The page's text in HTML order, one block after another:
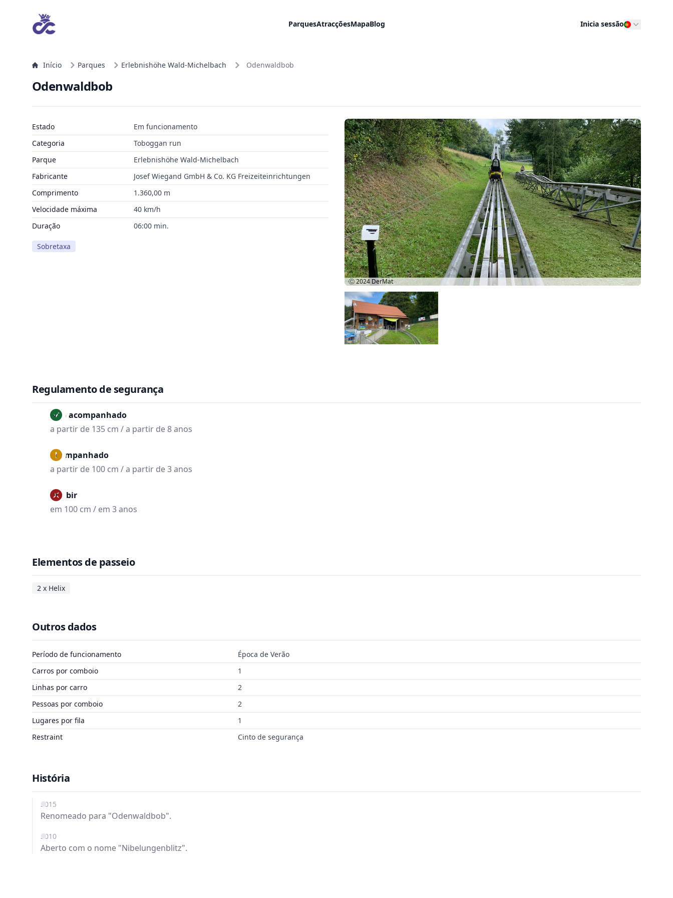
ParquesAtracçõesMapaBlog Inicia sessão
Início Parques Erlebnishöhe Wald-Michelbach Odenwaldbob
Odenwaldbob
Estado
Em funcionamento
Categoria
Toboggan run
Parque
Erlebnishöhe Wald-Michelbach
Fabricante
Josef Wiegand GmbH & Co. KG Freizeiteinrichtungen
Comprimento
1.360,00 m
Velocidade máxima
40 km/h
Duração
06:00 min.
Sobretaxa
Ⓒ 2024 DerMat
Regulamento de segurança
Não acompanhado
a partir de 135 cm / a partir de 8 anos
Acompanhado
a partir de 100 cm / a partir de 3 anos
Proibir
em 100 cm / em 3 anos
Elementos de passeio
2 x Helix
Outros dados
Período de funcionamento
Época de Verão
Carros por comboio
1
Linhas por carro
2
Pessoas por comboio
2
Lugares por fila
1
Restraint
Cinto de segurança
História
2015
Renomeado para "Odenwaldbob".
2010
Aberto com o nome "Nibelungenblitz".